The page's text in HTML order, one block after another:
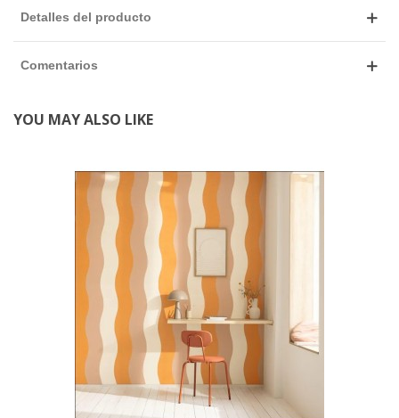
Detalles del producto
Comentarios
YOU MAY ALSO LIKE